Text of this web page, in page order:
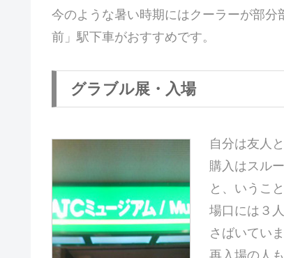
今のような暑い時期にはクーラーが部
前」駅下車がおすすめです。
グラブル展・入場
自分は友人
購入はスル
と、いうこ
場口には３
さばいていま
再入場の人